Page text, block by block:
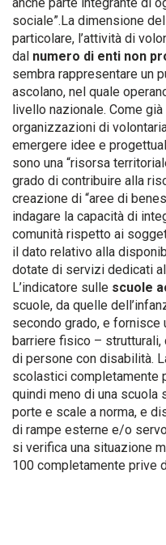
sociale”.La dimensione
particolare, l’attività di
dal numero di enti non
sembra rappresentare un
ascolano, nel quale
livello nazionale. Come
organizzazioni di
emergere idee e
sono una “risorsa
grado di contribuire alla
creazione di “aree di
indagare la capacità di
comunità rispetto ai
il dato relativo alla
dotate di servizi dedicati
L’indicatore sulle scuole
scuole, da quelle
secondo grado, e fornisce
barriere fisico – strutturali,
di persone con disabilità.
scolastici completamente
quindi meno di una scuola
porte e scale a norma, e
di rampe esterne e/o
si verifica una situazione
100 completamente prive